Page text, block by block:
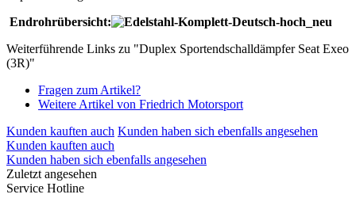
Endrohrübersicht:
Weiterführende Links zu "Duplex Sportendschalldämpfer Seat Exeo
(3R)"
Fragen zum Artikel?
Weitere Artikel von Friedrich Motorsport
Kunden kauften auch Kunden haben sich ebenfalls angesehen
Kunden kauften auch
Kunden haben sich ebenfalls angesehen
Zuletzt angesehen
Service Hotline